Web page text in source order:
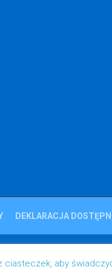
DEKLARACJA
ciasteczek, aby